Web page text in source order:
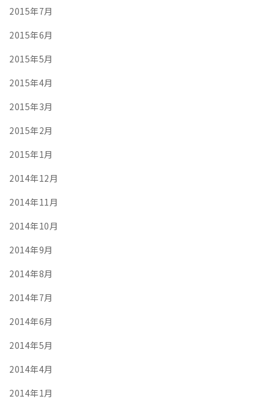
2015年7月
2015年6月
2015年5月
2015年4月
2015年3月
2015年2月
2015年1月
2014年12月
2014年11月
2014年10月
2014年9月
2014年8月
2014年7月
2014年6月
2014年5月
2014年4月
2014年1月